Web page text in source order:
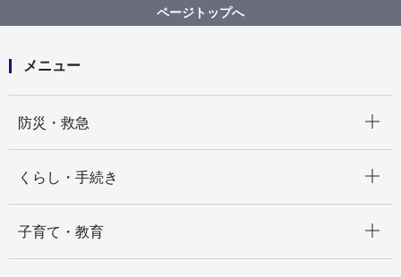
【入札結果掲載】 moreNOTE（富士ソフト株式会社）
の月額利用等について
ページトップへ
メニュー
防災・救急
くらし・手続き
子育て・教育